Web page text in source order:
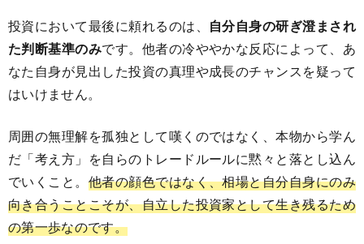
投資において最後に頼れるのは、 自分自身の研ぎ澄まされ
た判断基準のみです。他者の冷ややかな反応によって、あ
なた自身が見出した投資の真理や成長のチャンスを疑って
はいけません。
周囲の無理解を孤独として嘆くのではなく、本物から学ん
だ「考え方」を自らのトレードルールに黙々と落とし込ん
でいくこと。 他者の顔色ではなく、相場と自分自身にのみ
向き合うことこそが、自立した投資家として生き残るため
の第一歩なのです。